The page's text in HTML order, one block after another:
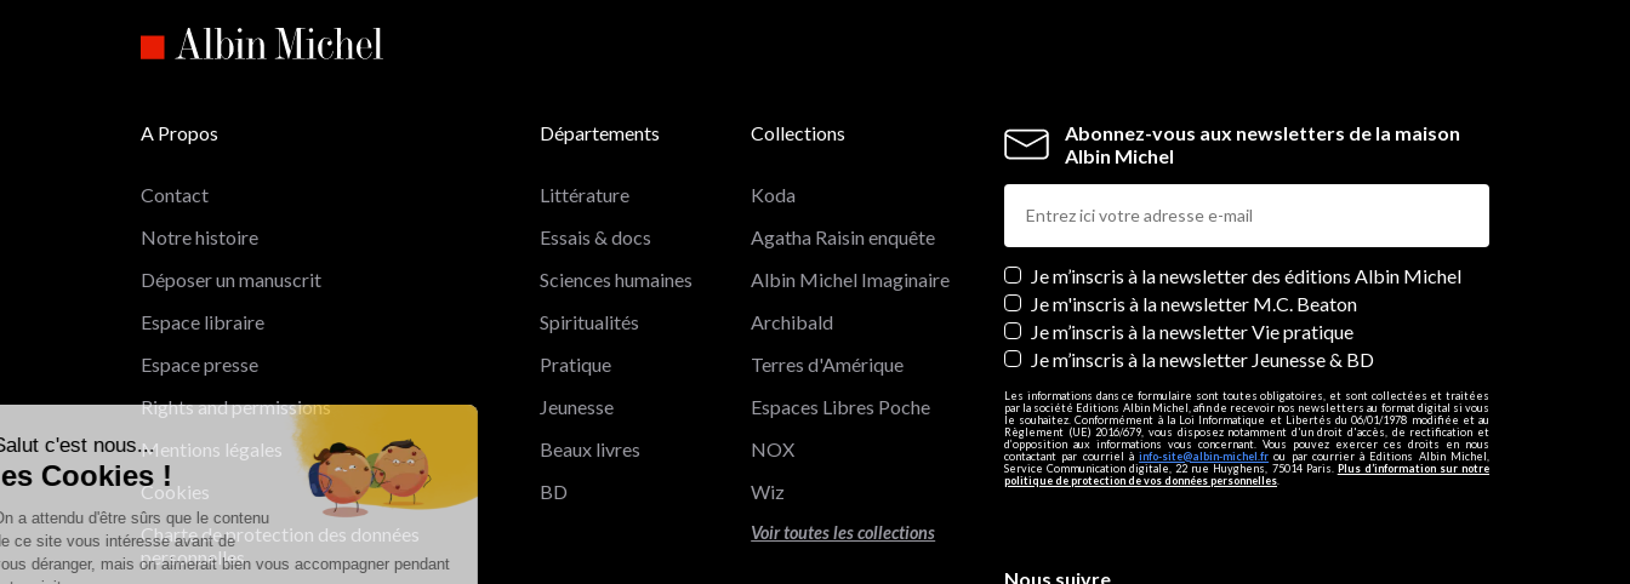
Salut c'est nous...
les Cookies !
On a attendu d'être sûrs que le contenu
de ce site vous intéresse avant de
vous déranger, mais on aimerait bien vous accompagner pendant
Abonnez-vous aux newsletters de la maison
Albin Michel
Newsletters
Je m’inscris à la newsletter des éditions Albin Michel
Je m'inscris à la newsletter M.C. Beaton
Je m’inscris à la newsletter Vie pratique
Je m’inscris à la newsletter Jeunesse & BD
Les informations dans ce formulaire sont toutes obligatoires, et sont collectées et traitées
par la société Editions Albin Michel, afin de recevoir nos newsletters au format digital si vous
le souhaitez. Conformément à la Loi Informatique et Libertés du 06/01/1978 modifiée et au
Règlement (UE) 2016/679, vous disposez notamment d'un droit d'accès, de rectification et
d’opposition aux informations vous concernant. Vous pouvez exercer ces droits en nous
contactant par courriel àinfo-site@albin-michel.fr ou par courrier à Editions Albin Michel,
Service Communication digitale, 22 rue Huyghens, 75014 Paris. Plus d’information sur notre
politique de protection de vos données personnelles
A Propos
Contact
Notre histoire
Déposer un manuscrit
Espace libraire
Espace presse
Rights and permissions
Mentions légales
Cookies
Charte de protection des données
personnelles
Départements
Littérature
Essais & docs
Sciences humaines
Spiritualités
Pratique
Jeunesse
Beaux livres
BD
Collections
Koda
Agatha Raisin enquête
Albin Michel Imaginaire
Archibald
Terres d'Amérique
Espaces Libres Poche
NOX
Wiz
Voir toutes les collections
Nous suivre